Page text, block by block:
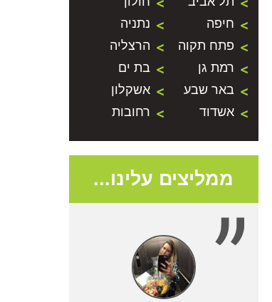
חיפה
נתניה
פתח תקוה
הרצליה
רמת גן
בת ים
באר שבע
אשקלון
אשדוד
רחובות
ממליצים עלינו...